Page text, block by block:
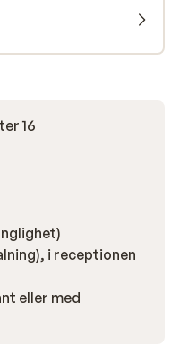
16
i receptionen
eller med